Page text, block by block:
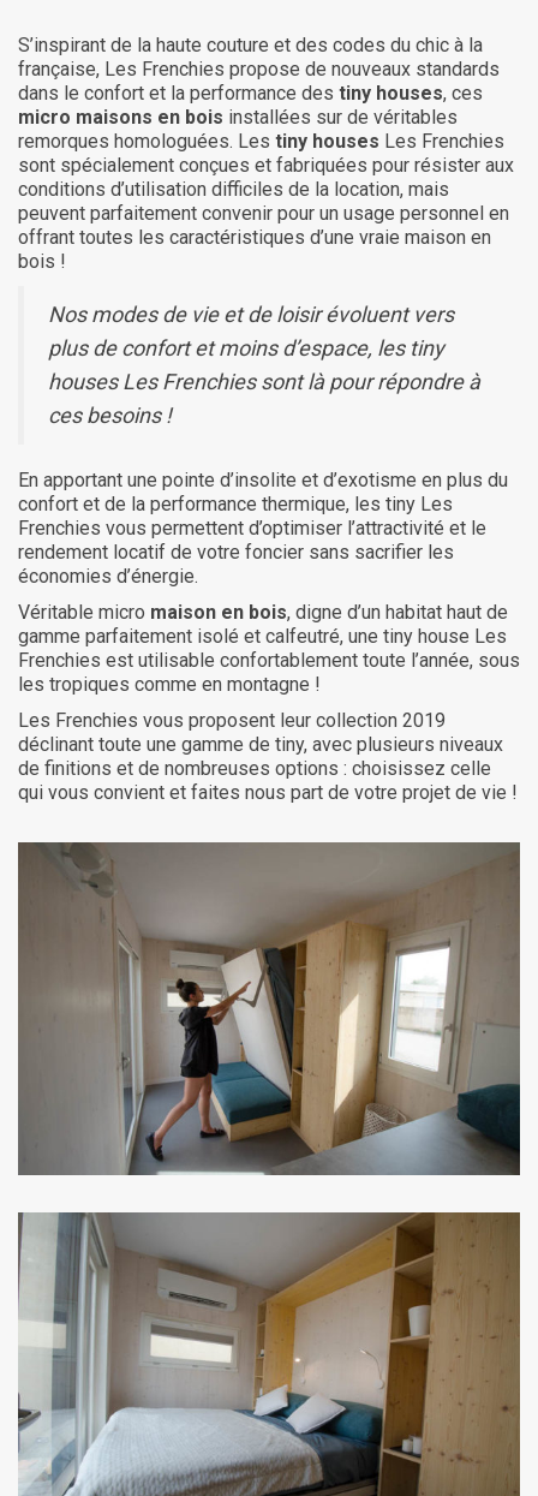
S’inspirant de la haute couture et des codes du chic à la
française, Les Frenchies propose de nouveaux standards
dans le confort et la performance des tiny houses, ces
micro maisons en bois installées sur de véritables
remorques homologuées. Les tiny houses Les Frenchies
sont spécialement conçues et fabriquées pour résister aux
conditions d’utilisation difficiles de la location, mais
peuvent parfaitement convenir pour un usage personnel en
offrant toutes les caractéristiques d’une vraie maison en
bois !
Nos modes de vie et de loisir évoluent vers
plus de confort et moins d’espace, les tiny
houses Les Frenchies sont là pour répondre à
ces besoins !
En apportant une pointe d’insolite et d’exotisme en plus du
confort et de la performance thermique, les tiny Les
Frenchies vous permettent d’optimiser l’attractivité et le
rendement locatif de votre foncier sans sacrifier les
économies d’énergie.
Véritable micro maison en bois, digne d’un habitat haut de
gamme parfaitement isolé et calfeutré, une tiny house Les
Frenchies est utilisable confortablement toute l’année, sous
les tropiques comme en montagne !
Les Frenchies vous proposent leur collection 2019
déclinant toute une gamme de tiny, avec plusieurs niveaux
de finitions et de nombreuses options : choisissez celle
qui vous convient et faites nous part de votre projet de vie !